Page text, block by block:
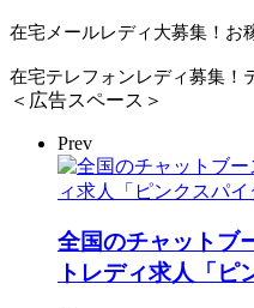
在宅メールレディ大募集！お
在宅テレフォンレディ募集！
＜広告スペース＞
Prev
全国のチャットブ
トレディ求人「